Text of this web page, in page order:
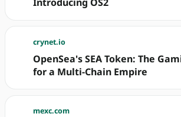
crynet.io
OpenSea's SEA Token: The
for a Multi-Chain Empire
mexc.com